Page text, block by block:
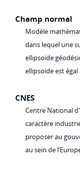
Champ normal
Modèle
dans lequel une
ellipsoïde
ellipsoïde est
CNES
Centre National
caractère
proposer au
au sein de